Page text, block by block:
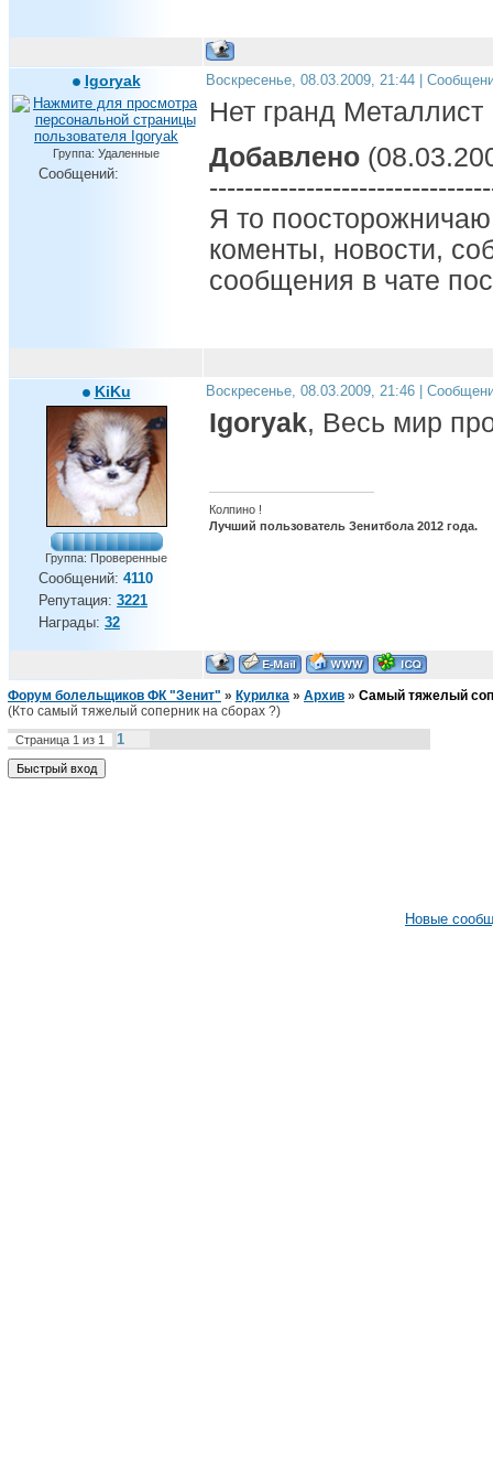
Igoryak
Группа: Удаленные
Сообщений:
Воскресенье, 08.03.2009, 21:44 |
Нет гранд Металлист
Добавлено
Я то
коменты, новости,
сообщения в чате
KiKu
Группа: Проверенные
Сообщений: 4110
Репутация: 3221
Награды: 32
Воскресенье, 08.03.2009, 21:46 |
Igoryak, Весь мир
Колпино !
Лучший пользователь Зенитбола 2012 года.
Форум болельщиков ФК "Зенит" » Курилка » Архив » Самый тяжелый
(Кто самый тяжелый соперник на сборах ?)
Страница 1 из 1 1
Новые